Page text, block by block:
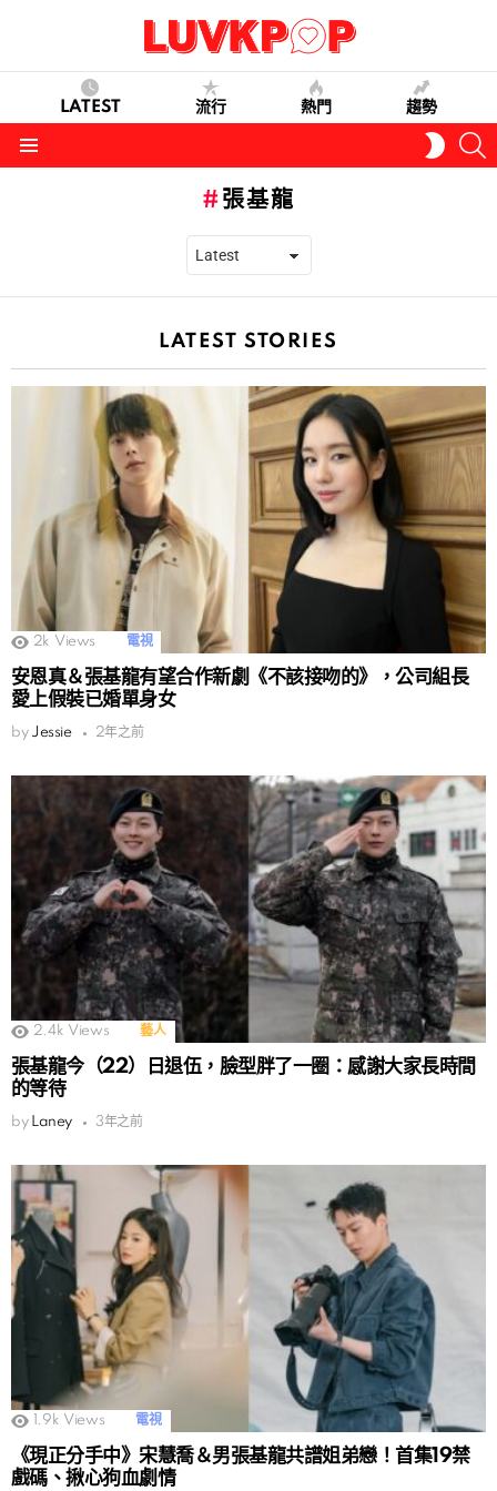
LATEST 流行 熱門 趨勢
SKIN
張基龍
LATEST STORIES
2k Views 電視
安恩真＆張基龍有望合作新劇《不該接吻的》，公司組長
愛上假裝已婚單身女
by Jessie 2年之前
2.4k Views 藝人
張基龍今（22）日退伍，臉型胖了一圈：感謝大家長時間
的等待
by Laney 3年之前
1.9k Views 電視
《現正分手中》宋慧喬＆男張基龍共譜姐弟戀！首集19禁
戲碼、揪心狗血劇情